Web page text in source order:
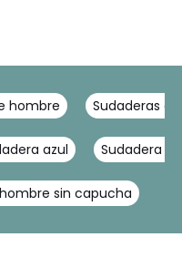
hombre Sudaderas
azul Sudadera
sin capucha